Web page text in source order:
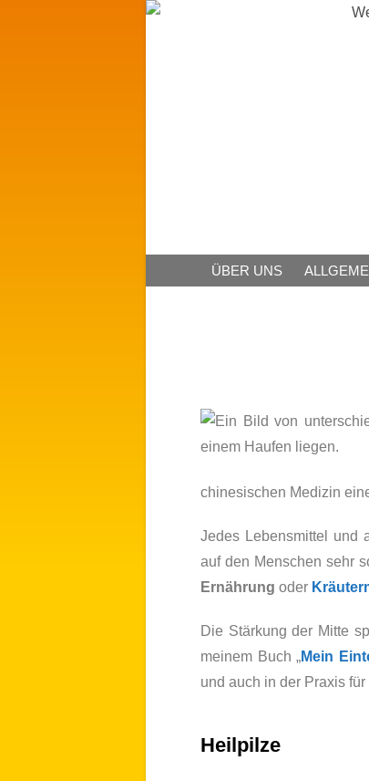
ÜBER UNS
chinesischen Medizin
Jedes Lebens­mittel und
auf den Menschen sehr
Ernährung oder
Die Stärkung der Mitte
meinem Buch „Mein
und auch in der Praxis
Heilpilze